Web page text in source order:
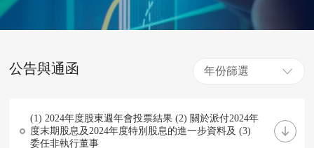
公告與通函 年份篩選
(1) 2024年度股東週年會投票結果 (2) 關於派付2024年
度末期股息及2024年度特別股息的進一步資料及 (3)
委任非執行董事